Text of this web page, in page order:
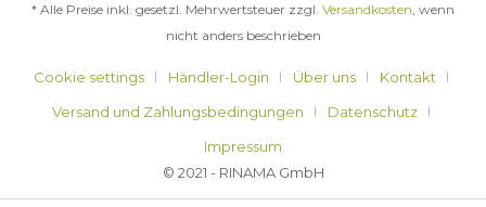
* Alle Preise inkl. gesetzl. Mehrwertsteuer zzgl. Versandkosten, wenn
nicht anders beschrieben
Cookie settings Händler-Login Über uns
Kontakt
Versand und Zahlungsbedingungen
Datenschutz
Impressum
© 2021 - RINAMA GmbH